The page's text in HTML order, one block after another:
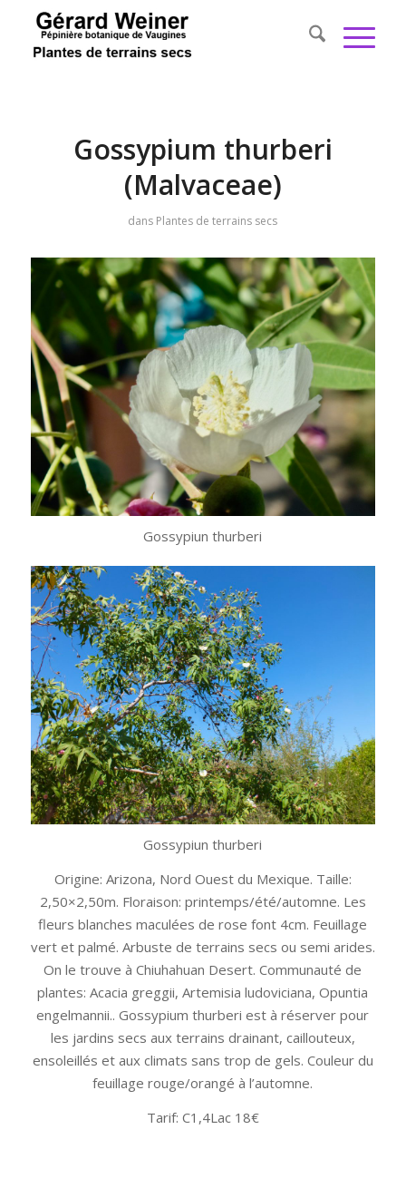
Gossypium thurberi
(Malvaceae)
dans Plantes de terrains secs
Gossypiun thurberi
Gossypiun thurberi
Origine: Arizona, Nord Ouest du Mexique. Taille:
2,50×2,50m. Floraison: printemps/été/automne. Les
fleurs blanches maculées de rose font 4cm. Feuillage
vert et palmé. Arbuste de terrains secs ou semi arides.
On le trouve à Chiuhahuan Desert. Communauté de
plantes: Acacia greggii, Artemisia ludoviciana, Opuntia
engelmannii.. Gossypium thurberi est à réserver pour
les jardins secs aux terrains drainant, caillouteux,
ensoleillés et aux climats sans trop de gels. Couleur du
feuillage rouge/orangé à l’automne.
Tarif: C1,4Lac 18€